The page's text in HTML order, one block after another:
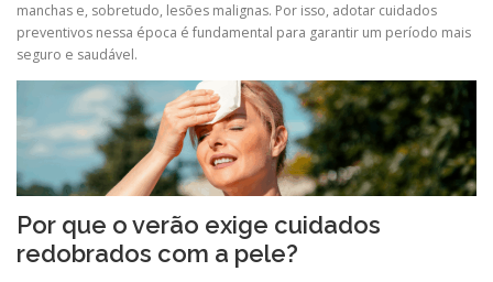
manchas e, sobretudo, lesões malignas. Por isso, adotar cuidados
preventivos nessa época é fundamental para garantir um período mais
seguro e saudável.
Por que o verão exige cuidados
redobrados com a pele?